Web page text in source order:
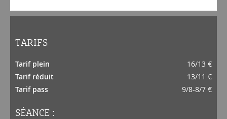
TARIFS
Tarif plein
16/13 €
Tarif réduit
13/11 €
Tarif pass
9/8-8/7 €
SÉANCE :